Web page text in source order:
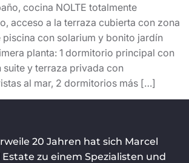
cocina NOLTE totalmente
acceso a la terraza cubierta con zona
piscina con solarium y bonito jardín
planta: 1 dormitorio principal con
suite y terraza privada con
al mar, 2 dormitorios más […]
20 Jahren hat sich Marcel
Estate zu einem Spezialisten und